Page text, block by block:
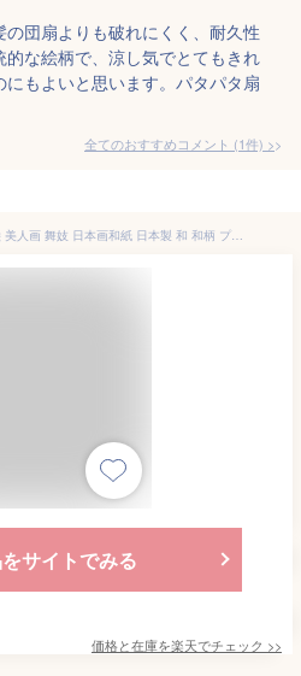
団扇よりも破れにくく、耐久性
な絵柄で、涼し気でとてもきれ
もよいと思います。パタパタ扇
全てのおすすめコメント (1件) >
うちわ 団扇 京うちわ 浮世絵 美人画 舞妓 日本画和紙 日本製 和 和柄 プレゼント インテリア お土産 光園美人 扇子 桜 京舞妓 枝垂れ桜 fun ukiyoe sakura
サイトでみる
価格と在庫を楽天でチェック >>